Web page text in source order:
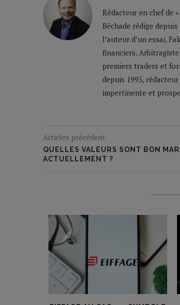
Rédacteur en chef de
Béchade rédige
l’auteur d’un essai,
financiers.
premiers traders et
depuis 1995,
impertinente et
Articles précédent
QUELLES VALEURS SONT BON
ACTUELLEMENT ?